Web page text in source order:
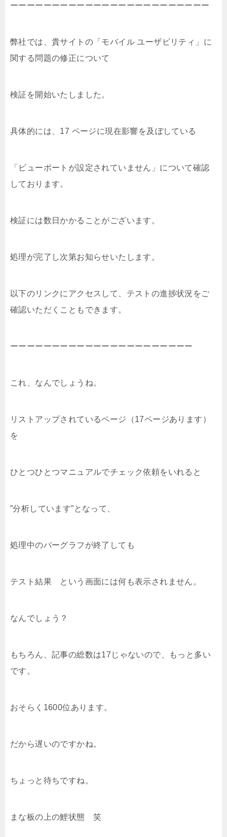
ーーーーーーーーーーーーーーーーーーーーーーーー
弊社では、貴サイトの「モバイル ユーザビリティ」 に
関する問題の修正について
検証を開始いたしました。
具体的には、17 ページに現在影響を及ぼしている
「 ビューポートが設定されていません」について確認
しております。
検証には数日かかることがございます。
処理が完了し次第お知らせいたします。
以下のリンクにアクセスして、 テストの進捗状況をご
確認いただくこともできます。
ーーーーーーーーーーーーーーーーーーーーーー
これ、なんでしょうね。
リストアップされているページ（17ページあります）
を
ひとつひとつマニュアルでチェック依頼をいれると
”分析しています”となって、
処理中のバーグラフが終了しても
テスト結果 という画面には何も表示されません。
なんでしょう？
もちろん、記事の総数は17じゃないので、もっと多い
です。
おそらく1600位あります。
だから遅いのですかね。
ちょっと待ちですね。
まな板の上の鯉状態 笑